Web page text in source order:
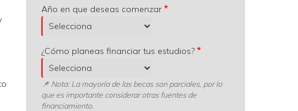
Año en que deseas comenzar
¿Cómo planeas financiar tus estudios?
📌 Nota: La mayoría de las becas son parciales, por lo
que es importante considerar otras fuentes de
financiamiento.